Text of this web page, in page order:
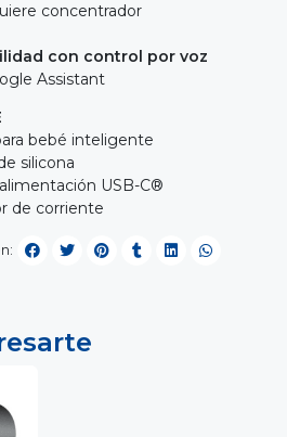
concentrador
con control por voz
Assistant
bebé inteligente
silicona
alimentación USB-C®
de corriente